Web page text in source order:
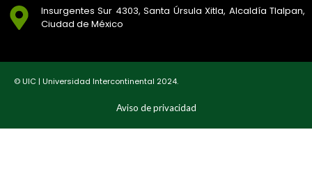
Insurgentes Sur 4303, Santa Úrsula Xitla, Alcaldía Tlalpan,
Ciudad de México
© UIC | Universidad Intercontinental 2024.
Aviso de privacidad